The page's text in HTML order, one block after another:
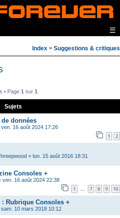
☰
Index > Suggestions & critiques
• Page 1 sur 1
Sujets
données
ven. 16 août 2024 17:26
1 2
« lun. 15 août 2016 18:31
Consoles +
ven. 16 août 2024 22:38
1 … 7 8 9 10
Rubrique Consoles +
sam. 10 mars 2018 10:12